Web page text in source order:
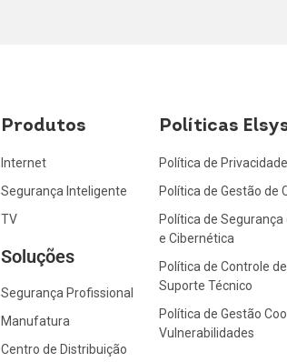
Produtos
Internet
Segurança Inteligente
TV
Soluções
Segurança Profissional
Manufatura
Centro de Distribuição
Políticas
Política de Privacidade
Política de Gestão de
Política de
e Cibernética
Política de Controle
Suporte Técnico
Política de Gestão
Vulnerabilidades